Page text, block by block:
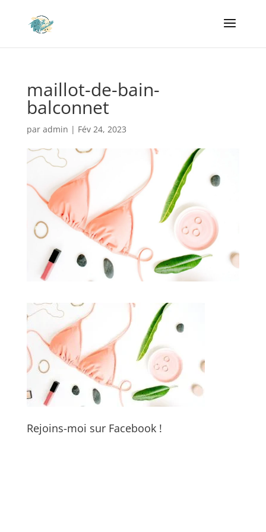
maillot-de-bain-
balconnet
par admin | Fév 24, 2023
Rejoins-moi sur Facebook !